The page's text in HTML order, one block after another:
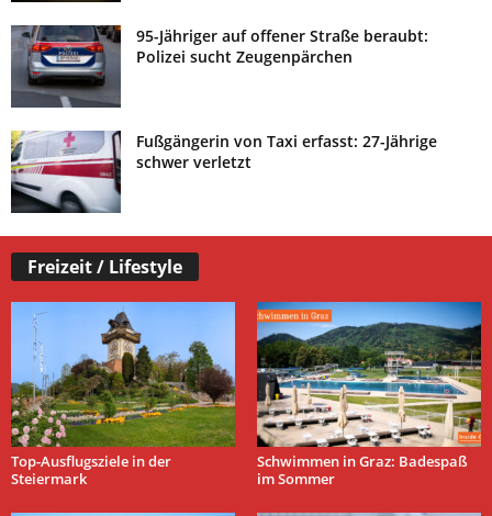
95-Jähriger auf offener Straße beraubt:
Polizei sucht Zeugenpärchen
Fußgängerin von Taxi erfasst: 27-Jährige
schwer verletzt
Freizeit / Lifestyle
Top-Ausflugsziele in der
Steiermark
Schwimmen in Graz: Badespaß
im Sommer